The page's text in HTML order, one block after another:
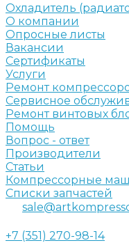
Охладитель
О компании
Опросные листы
Вакансии
Сертификаты
Услуги
Ремонт
Сервисное
Ремонт винтовых
Помощь
Вопрос - ответ
Производители
Статьи
Компрессорные
Списки запчастей
+7 (351) 270-98-14